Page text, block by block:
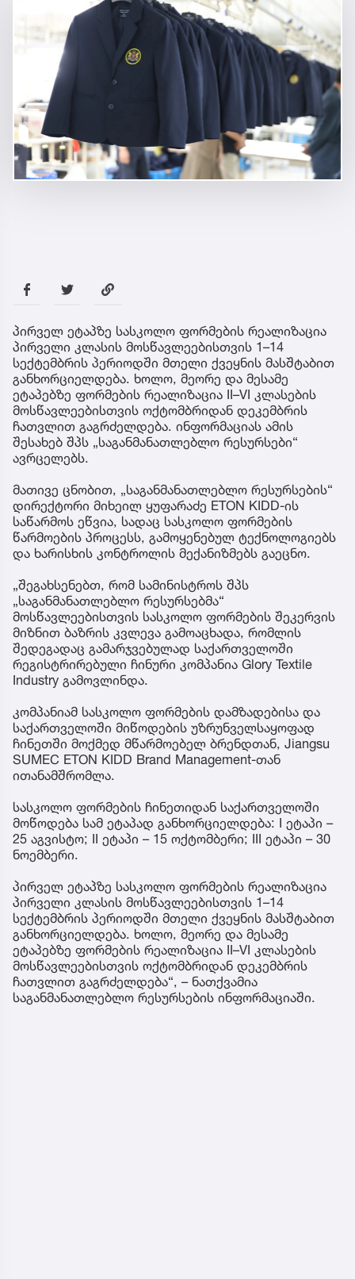
პირველ ეტაპზე სასკოლო ფორმების რეალიზაცია
პირველი კლასის მოსწავლეებისთვის 1–14
სექტემბრის პერიოდში მთელი ქვეყნის მასშტაბით
განხორციელდება. ხოლო, მეორე და მესამე
ეტაპებზე ფორმების რეალიზაცია II–VI კლასების
მოსწავლეებისთვის ოქტომბრიდან დეკემბრის
ჩათვლით გაგრძელდება. ინფორმაციას ამის
შესახებ შპს „საგანმანათლებლო რესურსები“
ავრცელებს.
მათივე ცნობით, „საგანმანათლებლო რესურსების“
დირექტორი მიხეილ ყუფარაძე ETON KIDD-ის
საწარმოს ეწვია, სადაც სასკოლო ფორმების
წარმოების პროცესს, გამოყენებულ ტექნოლოგიებს
და ხარისხის კონტროლის მექანიზმებს გაეცნო.
„შეგახსენებთ, რომ სამინისტროს შპს
„საგანმანათლებლო რესურსებმა“
მოსწავლეებისთვის სასკოლო ფორმების შეკერვის
მიზნით ბაზრის კვლევა გამოაცხადა, რომლის
შედეგადაც გამარჯვებულად საქართველოში
რეგისტრირებული ჩინური კომპანია Glory Textile
Industry გამოვლინდა.
კომპანიამ სასკოლო ფორმების დამზადებისა და
საქართველოში მიწოდების უზრუნველსაყოფად
ჩინეთში მოქმედ მწარმოებელ ბრენდთან, Jiangsu
SUMEC ETON KIDD Brand Management-თან
ითანამშრომლა.
სასკოლო ფორმების ჩინეთიდან საქართველოში
მოწოდება სამ ეტაპად განხორციელდება: I ეტაპი –
25 აგვისტო; II ეტაპი – 15 ოქტომბერი; III ეტაპი – 30
ნოემბერი.
პირველ ეტაპზე სასკოლო ფორმების რეალიზაცია
პირველი კლასის მოსწავლეებისთვის 1–14
სექტემბრის პერიოდში მთელი ქვეყნის მასშტაბით
განხორციელდება. ხოლო, მეორე და მესამე
ეტაპებზე ფორმების რეალიზაცია II–VI კლასების
მოსწავლეებისთვის ოქტომბრიდან დეკემბრის
ჩათვლით გაგრძელდება“, – ნათქვამია
საგანმანათლებლო რესურსების ინფორმაციაში.